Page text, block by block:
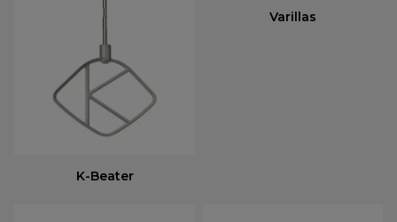
K-Beater
Varillas